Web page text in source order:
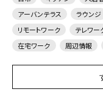
アーバンテラス
ラウンジ
リモートワーク
テレワー
在宅ワーク
周辺情報